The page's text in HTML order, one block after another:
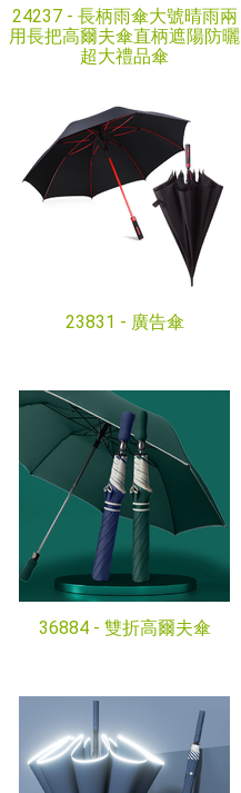
24237 - 長柄雨傘大號晴雨兩
用長把高爾夫傘直柄遮陽防曬
超大禮品傘
23831 - 廣告傘
36884 - 雙折高爾夫傘